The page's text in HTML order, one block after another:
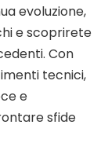
evoluzione,
e scoprirete
Con
tecnici,
e
sfide